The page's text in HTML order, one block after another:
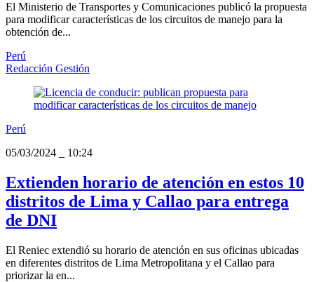
El Ministerio de Transportes y Comunicaciones publicó la propuesta
para modificar características de los circuitos de manejo para la
obtención de...
Perú
Redacción Gestión
Perú
05/03/2024
10:24
Extienden horario de atención en estos 10
distritos de Lima y Callao para entrega
de DNI
El Reniec extendió su horario de atención en sus oficinas ubicadas
en diferentes distritos de Lima Metropolitana y el Callao para
priorizar la en...